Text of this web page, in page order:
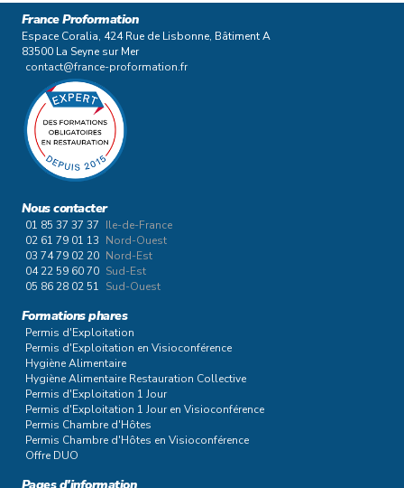
France Proformation
Espace Coralia, 424 Rue de Lisbonne, Bâtiment A
83500 La Seyne sur Mer
contact@france-proformation.fr
Nous contacter
01 85 37 37 37 Ile-de-France
02 61 79 01 13 Nord-Ouest
03 74 79 02 20 Nord-Est
04 22 59 60 70 Sud-Est
05 86 28 02 51 Sud-Ouest
Formations phares
Permis d'Exploitation
Permis d'Exploitation en Visioconférence
Hygiène Alimentaire
Hygiène Alimentaire Restauration Collective
Permis d'Exploitation 1 Jour
Permis d'Exploitation 1 Jour en Visioconférence
Permis Chambre d'Hôtes
Permis Chambre d'Hôtes en Visioconférence
Offre DUO